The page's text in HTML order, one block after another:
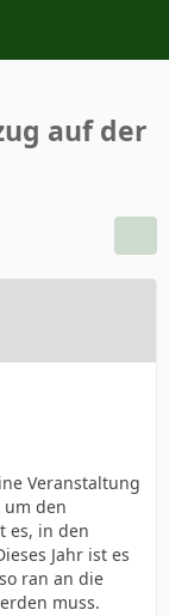
auf der
Veranstaltung
den
es, in den
Jahr ist es
ran an die
muss.